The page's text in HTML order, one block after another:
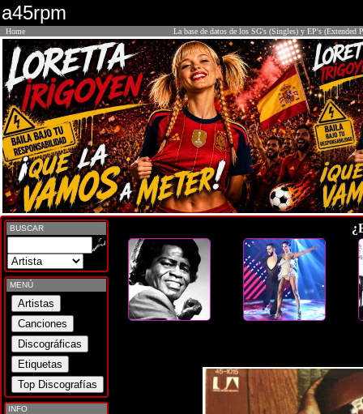
a45rpm
Home La base de datos de los SG's (Singles) y EP's (Extended
BUSCAR
MENÚ
INFO